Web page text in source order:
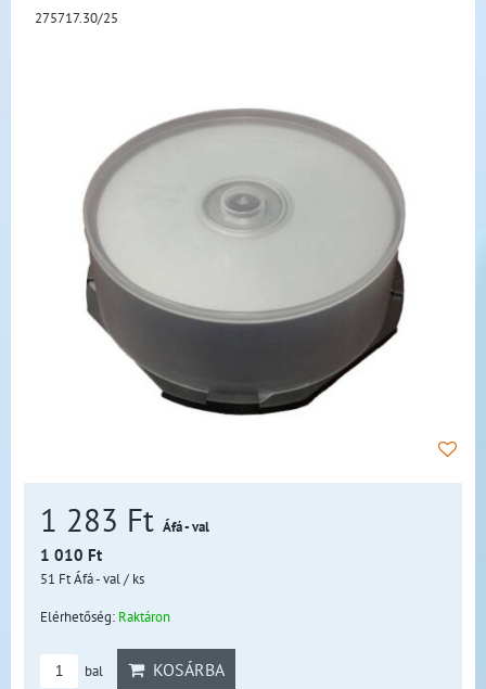
275717.30/25
1 283 Ft Áfá - val
1 010 Ft
51 FtÁfá - val/ ks
Elérhetőség: Raktáron
bal KOSÁRBA